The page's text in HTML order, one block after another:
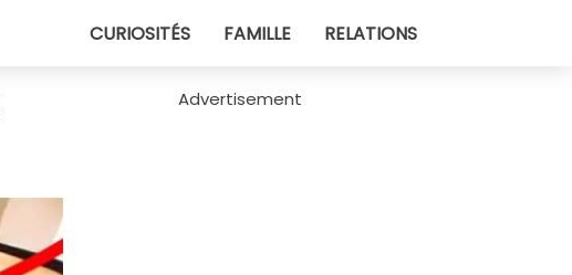
CURIOSITÉS FAMILLE RELATIONS
Advertisement